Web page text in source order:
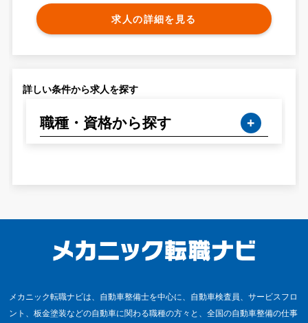
求人の詳細を見る
詳しい条件から求人を探す
職種・資格から探す
メカニック転職ナビは、自動車整備士を中心に、自動車検査員、サービスフロ
ント、板金塗装などの自動車に関わる職種の方々と、全国の自動車整備の仕事